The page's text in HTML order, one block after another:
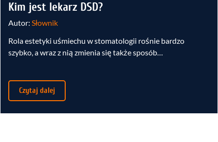
Kim jest lekarz DSD?
Autor: Słownik
Rola estetyki uśmiechu w stomatologii rośnie bardzo
szybko, a wraz z nią zmienia się także sposób…
Czytaj dalej